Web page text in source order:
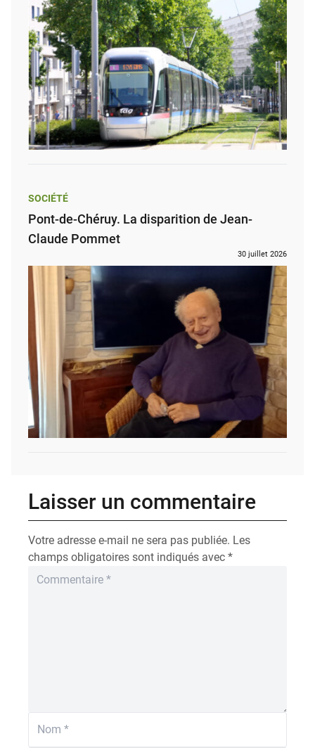
SOCIÉTÉ
Pont-de-Chéruy. La disparition de Jean-
Claude Pommet
30 juillet 2026
Laisser un commentaire
Votre adresse e-mail ne sera pas publiée. Les
champs obligatoires sont indiqués avec *